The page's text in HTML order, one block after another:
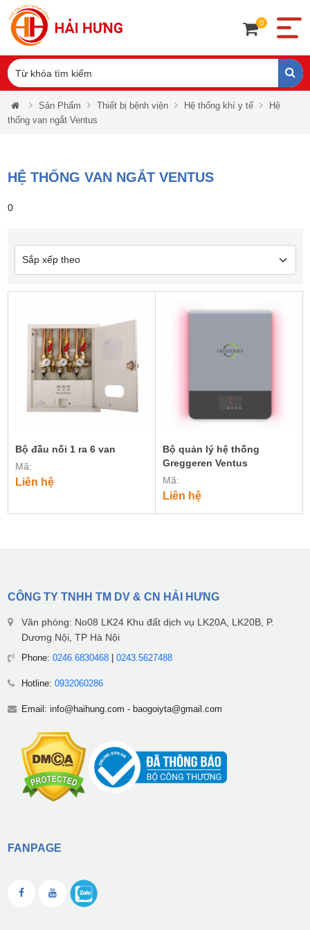
0
Sản Phẩm Thiết bị bệnh viện Hệ thống khí y tế
Hệ
thống van ngắt Ventus
HỆ THỐNG VAN NGẮT VENTUS
0
Bộ đầu nối 1 ra 6 van
Mã:
Liên hệ
Bộ quản lý hệ thống
Greggeren Ventus
Mã:
Liên hệ
CÔNG TY TNHH TM DV & CN HẢI HƯNG
Văn phòng: No08 LK24 Khu đất dịch vụ LK20A, LK20B, P.
Dương Nội, TP Hà Nội
Phone: 0246.6830468| 0243.5627488
Hotline: 0932060286
Email: info@haihung.com - baogoiyta@gmail.com
FANPAGE